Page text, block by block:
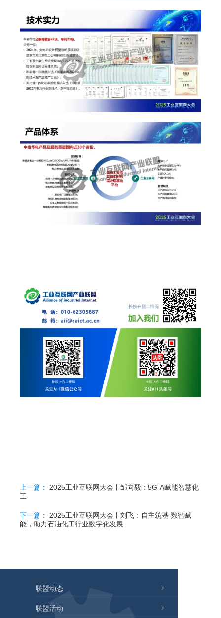
上一篇：
2025工业互联网大会丨邹向毅：5G-A赋能智慧化
工
下一篇：
2025工业互联网大会丨刘飞：自主筑基 数智赋
能，助力石油化工行业数字化发展
联盟动态
联盟活动